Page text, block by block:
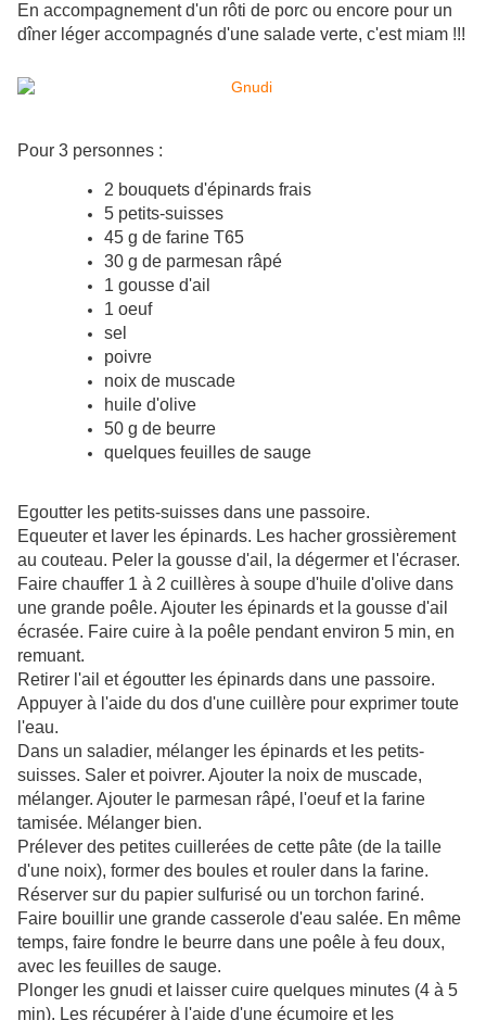
En accompagnement d'un rôti de porc ou encore pour un
dîner léger accompagnés d'une salade verte, c'est miam !!!
Pour 3 personnes :
2 bouquets d'épinards frais
5 petits-suisses
45 g de farine T65
30 g de parmesan râpé
1 gousse d'ail
1 oeuf
sel
poivre
noix de muscade
huile d'olive
50 g de beurre
quelques feuilles de sauge
Egoutter les petits-suisses dans une passoire.
Equeuter et laver les épinards. Les hacher grossièrement
au couteau. Peler la gousse d'ail, la dégermer et l'écraser.
Faire chauffer 1 à 2 cuillères à soupe d'huile d'olive dans
une grande poêle. Ajouter les épinards et la gousse d'ail
écrasée. Faire cuire à la poêle pendant environ 5 min, en
remuant.
Retirer l'ail et égoutter les épinards dans une passoire.
Appuyer à l'aide du dos d'une cuillère pour exprimer toute
l'eau.
Dans un saladier, mélanger les épinards et les petits-
suisses. Saler et poivrer. Ajouter la noix de muscade,
mélanger. Ajouter le parmesan râpé, l'oeuf et la farine
tamisée. Mélanger bien.
Prélever des petites cuillerées de cette pâte (de la taille
d'une noix), former des boules et rouler dans la farine.
Réserver sur du papier sulfurisé ou un torchon fariné.
Faire bouillir une grande casserole d'eau salée. En même
temps, faire fondre le beurre dans une poêle à feu doux,
avec les feuilles de sauge.
Plonger les gnudi et laisser cuire quelques minutes (4 à 5
min). Les récupérer à l'aide d'une écumoire et les